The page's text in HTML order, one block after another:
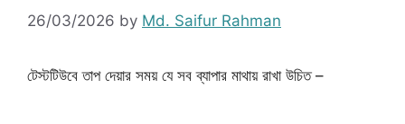
26/03/2026 by Md. Saifur Rahman
টেস্টটিউবে তাপ দেয়ার সময় যে সব ব্যাপার মাথায় রাখা উচিত –